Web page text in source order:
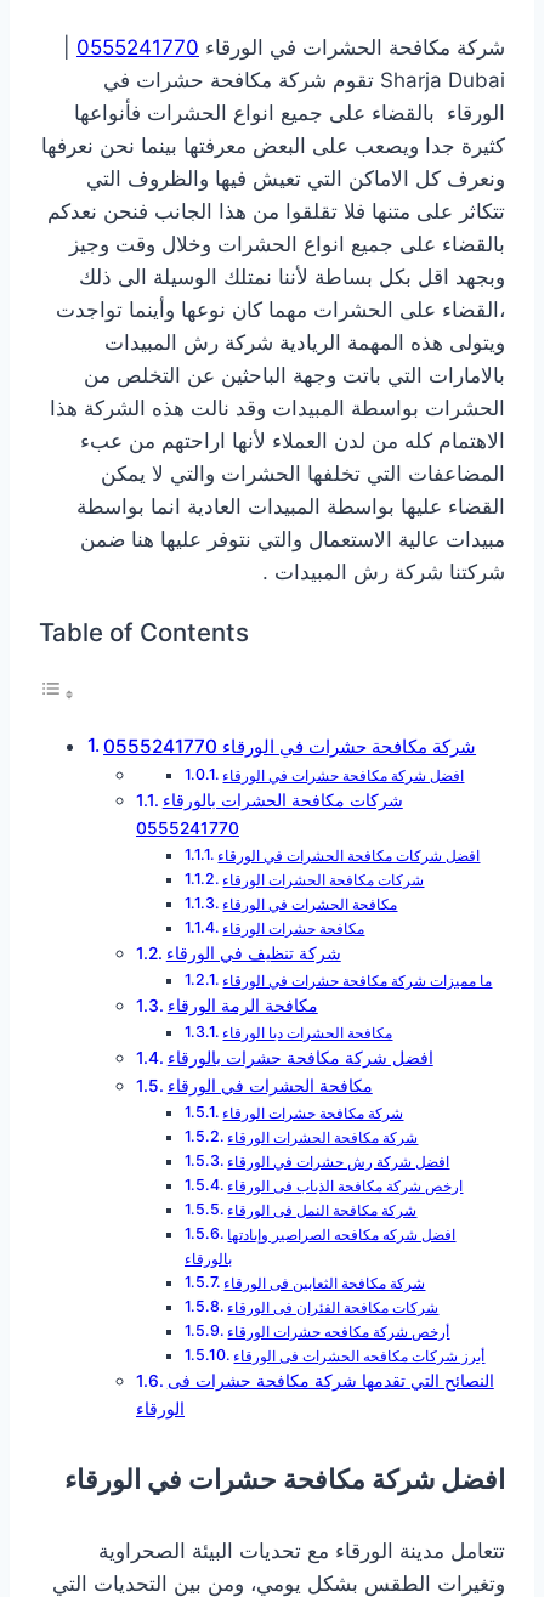
شركة مكافحة الحشرات في الورقاء 0555241770
Sharja Dubai تقوم شركة مكافحة حشرات في
الورقاء بالقضاء على جميع انواع الحشرات فأنواعها
كثيرة جدا ويصعب على البعض معرفتها بينما نحن نعرفها
ونعرف كل الاماكن التي تعيش فيها والظروف التي
تتكاثر على متنها فلا تقلقوا من هذا الجانب فنحن نعدكم
بالقضاء على جميع انواع الحشرات وخلال وقت وجيز
وبجهد اقل بكل بساطة لأننا نمتلك الوسيلة الى ذلك
،القضاء على الحشرات مهما كان نوعها وأينما تواجدت
ويتولى هذه المهمة الريادية شركة رش المبيدات
بالامارات التي باتت وجهة الباحثين عن التخلص من
الحشرات بواسطة المبيدات وقد نالت هذه الشركة هذا
الاهتمام كله من لدن العملاء لأنها اراحتهم من عبء
المضاعفات التي تخلفها الحشرات والتي لا يمكن
القضاء عليها بواسطة المبيدات العادية انما بواسطة
مبيدات عالية الاستعمال والتي نتوفر عليها هنا ضمن
شركتنا شركة رش المبيدات .
Table of Contents
شركة مكافحة حشرات في الورقاء 0555241770
افضل شركة مكافحة حشرات في الورقاء
شركات مكافحة الحشرات بالورقاء
0555241770
افضل شركات مكافحة الحشرات في الورقاء
شركات مكافحة الحشرات الورقاء
مكافحة الحشرات في الورقاء
مكافحة حشرات الورقاء
شركة تنظيف في الورقاء
‎ما مميزات شركة مكافحة حشرات في الورقاء
‎مكافحة الرمة الورقاء
مكافحة الحشرات دبا الورقاء
افضل شركة مكافحة حشرات بالورقاء
مكافحة الحشرات في الورقاء
شركة مكافحة حشرات الورقاء
شركة مكافحة الحشرات الورقاء
افضل شركة رش حشرات في الورقاء
ارخص شركة مكافحة الذباب فى الورقاء
شركة مكافحة النمل فى الورقاء
افضل شركه مكافحه الصراصير وإبادتها
بالورقاء
شركة مكافحة الثعابين فى الورقاء
شركات مكافحة الفئران فى الورقاء
أرخص شركة مكافحه حشرات الورقاء
أبرز شركات مكافحه الحشرات فى الورقاء
النصائح التي تقدمها شركة مكافحة حشرات فى
الورقاء
افضل شركة مكافحة حشرات في الورقاء
تتعامل مدينة الورقاء مع تحديات البيئة الصحراوية
وتغيرات الطقس بشكل يومي، ومن بين التحديات التي